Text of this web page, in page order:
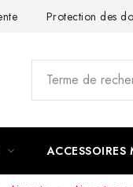
Protection des